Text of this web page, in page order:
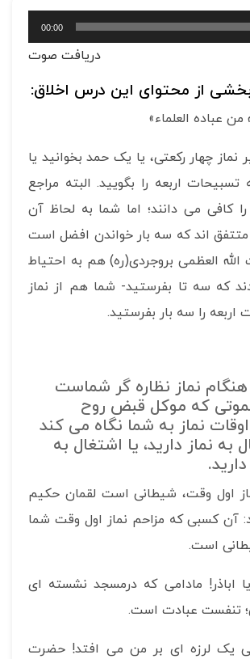
00:00
دریافت صوت
از محتوای این درس اخلاق:
من عباده العلماء»
نماز چهار رکعتی، یا یک حمد بخوانید یا
تسبیحات اربعه را بگویید. البته مراجع
کافی می دانند؛ اما شما به لحاظ آن
اند که سه بار خواندن افضل است
العظمی بروجردی(ره) هم به احتیاط
که سه تا بفرستید- شما هم از نماز
اربعه را سه بار بفرستید.
نماز نظاره گر شماست
که موکل قبض روح
نماز به شما نگاه می کند
به نماز دارید، یا اشتغال به
اول وقت، شیطانی است لقمان حکیم
آن کسبی که مزاحم نماز اول وقت شما
است.
اباذر! مادامی که درمسجد نشسته ای
تنفست عبادت است.
یک لرزه ای بر من می افتد! حضرت